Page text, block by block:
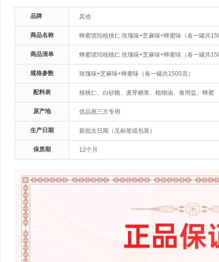
品牌 其他
商品名称 蜂蜜琥珀核桃仁 玫瑰味+芝麻味+蜂蜜味（各一罐共
商品清单 蜂蜜琥珀核桃仁 玫瑰味+芝麻味+蜂蜜味（各一罐共
规格参数 玫瑰味+芝麻味+蜂蜜味（各一罐共1500克）
配料表 核桃仁、白砂糖、麦芽糖浆、植物油、食用盐、蜂蜜
原产地 优品惠三方专用
生产日期 新批次日期（见标签或包装）
保质期 12个月